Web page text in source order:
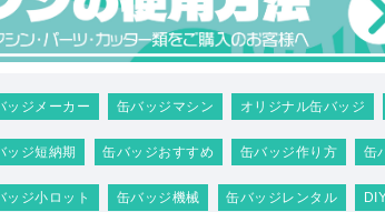
ッジメーカー 缶バッジマシン オリジナル缶バッジ
ッジ短納期 缶バッジおすすめ 缶バッジ作り方 缶
ッジ小ロット 缶バッジ機械 缶バッジレンタル